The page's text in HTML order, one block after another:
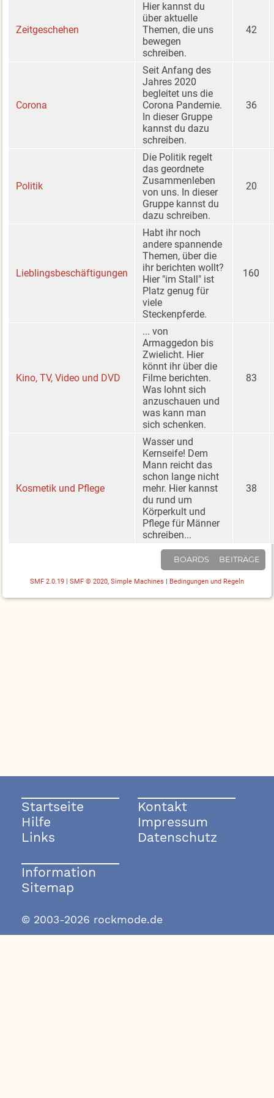
Zeitgeschehen
Hier kannst du
über aktuelle
Themen, die uns
bewegen
schreiben.
42
Corona
Seit Anfang des
Jahres 2020
begleitet uns die
Corona Pandemie.
In dieser Gruppe
kannst du dazu
schreiben.
36
Politik
Die Politik regelt
das geordnete
Zusammenleben
von uns. In dieser
Gruppe kannst du
dazu schreiben.
20
Lieblingsbeschäftigungen
Habt ihr noch
andere spannende
Themen, über die
ihr berichten wollt?
Hier "im Stall" ist
Platz genug für
viele
Steckenpferde.
160
Kino, TV, Video und DVD
... von
Armaggedon bis
Zwielicht. Hier
könnt ihr über die
Filme berichten.
Was lohnt sich
anzuschauen und
was kann man
sich schenken.
83
Kosmetik und Pflege
Wasser und
Kernseife! Dem
Mann reicht das
schon lange nicht
mehr. Hier kannst
du rund um
Körperkult und
Pflege für Männer
schreiben...
38
BOARDS BEITRÄGE
SMF 2.0.19 SMF © 2020, Simple Machines Bedingungen und Regeln
Startseite
Hilfe
Links
Kontakt
Impressum
Datenschutz
Information
Sitemap
© 2003-2026 rockmode.de